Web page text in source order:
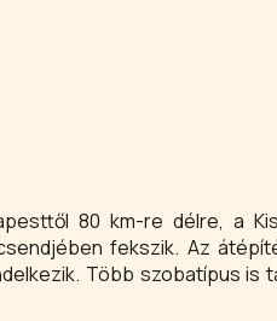
80 km-re délre, a
fekszik. Az
Több szobatípus is